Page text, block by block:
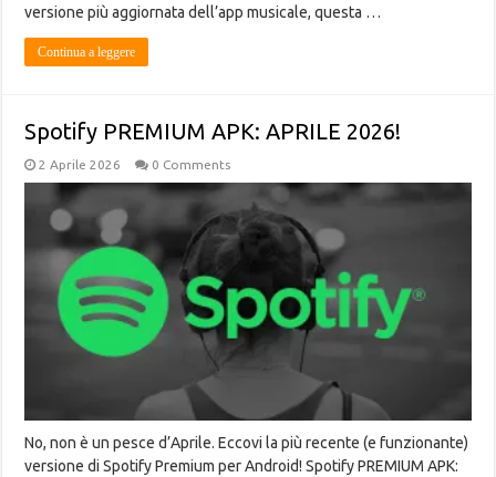
versione più aggiornata dell’app musicale, questa …
Continua a leggere
Spotify PREMIUM APK: APRILE 2026!
2 Aprile 2026 0 Comments
No, non è un pesce d’Aprile. Eccovi la più recente (e funzionante)
versione di Spotify Premium per Android! Spotify PREMIUM APK: